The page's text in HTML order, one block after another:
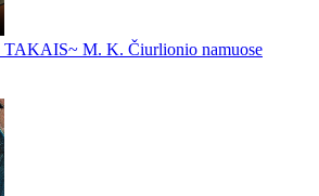
M. K. Čiurlionio namuose